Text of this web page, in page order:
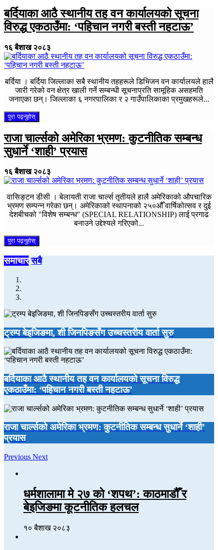
बर्दियाका आठै स्थानीय तह वन कार्यालयको सूचना
विरुद्ध एकठाउँमा: ‘पहिचान नगरी बस्ती नहटाऊ’
१६ बैशाख २०८३
बर्दिया । बर्दिया जिल्लाका सबै स्थानीय तहहरूले डिभिजन वन कार्यालयले हालै
जारी गरेको वन क्षेत्र खाली गर्ने सम्बन्धी सूचनाप्रति सामूहिक असहमति
जनाएका छन्। जिल्लाका ६ नगरपालिका र २ गाउँपालिकाका प्रमुखहरूले...
पुरा पढ्नुहोस्
राजा चार्ल्सको अमेरिका भ्रमण: कुटनीतिक सम्बन्ध
सुधार्ने ‘शाही’ प्रयास
१६ बैशाख २०८३
वासिङ्टन डीसी । बेलायती राजा चार्ल्स तृतीयले हालै अमेरिकाको औपचारिक
भ्रमण सम्पन्न गरेका छन्। अमेरिकाको स्थापनाको २५०औँ वार्षिकोत्सव र दुई
देशबीचको "विशेष सम्बन्ध" (SPECIAL RELATIONSHIP) लाई प्रगाढ
बनाउने उद्देश्यले गरिएको...
पुरा पढ्नुहोस्
समाचार सबै
ट्रम्प बेइजिङमा, शी जिनपिङसँग उच्चस्तरीय वार्ता सुरु
बर्दियाका आठै स्थानीय तह वन कार्यालयको सूचना विरुद्ध
एकठाउँमा: ‘पहिचान नगरी बस्ती नहटाऊ’
राजा चार्ल्सको अमेरिका भ्रमण: कुटनीतिक सम्बन्ध सुधार्ने ‘शाही’
प्रयास
Previous Next
धर्मशालामा मे २७ को ‘शपथ’: काठमाडौँ र
बेइजिङमा कूटनीतिक हलचल
१० बैशाख २०८३